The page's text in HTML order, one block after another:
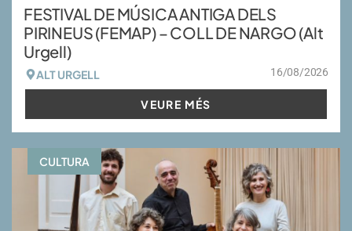
FESTIVAL DE MÚSICA ANTIGA DELS
PIRINEUS (FEMAP) – COLL DE NARGO (Alt
Urgell)
ALT URGELL 16/08/2026
VEURE MÉS
CULTURA